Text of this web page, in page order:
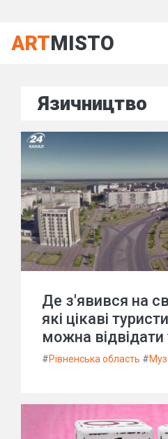
ARTMISTO
Язичництво
Де з'явився на
які цікаві
можна відвідати
#Рівненська область #